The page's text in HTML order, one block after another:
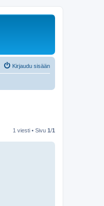
Kirjaudu sisään
1 viesti • Sivu 1/1